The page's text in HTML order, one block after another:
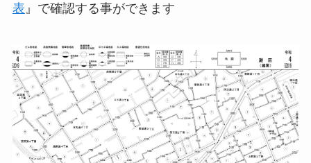
表 』で確認する事ができます